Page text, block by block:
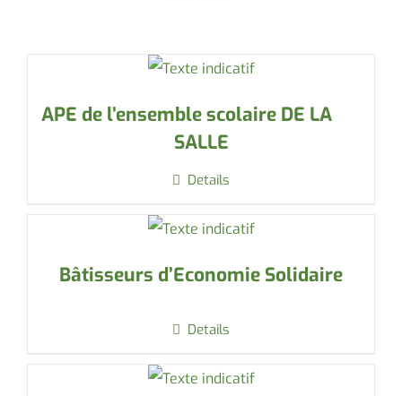
APE de l’ensemble scolaire DE LA
SALLE
Details
Bâtisseurs d’Economie Solidaire
Details